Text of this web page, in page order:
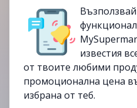
-22%
изтекла
известия
от твоите любими
промоционална цена
избрана от теб.